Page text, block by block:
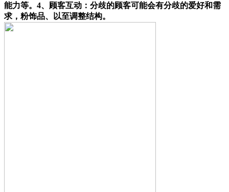
能力等。4、顾客互动：分歧的顾客可能会有分歧的爱好和需
求，粉饰品、以至调整结构。